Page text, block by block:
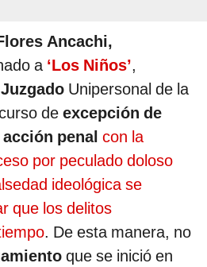
Ancachi,
a ‘Los Niños’,
Unipersonal de la
de excepción de
penal con la
por peculado doloso
ideológica se
que los delitos
. De esta manera, no
que se inició en